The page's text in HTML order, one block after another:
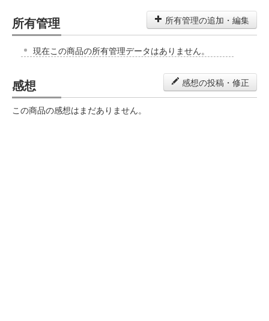
所有管理 所有管理の追加・編集
現在この商品の所有管理データはありません。
感想 感想の投稿・修正
この商品の感想はまだありません。